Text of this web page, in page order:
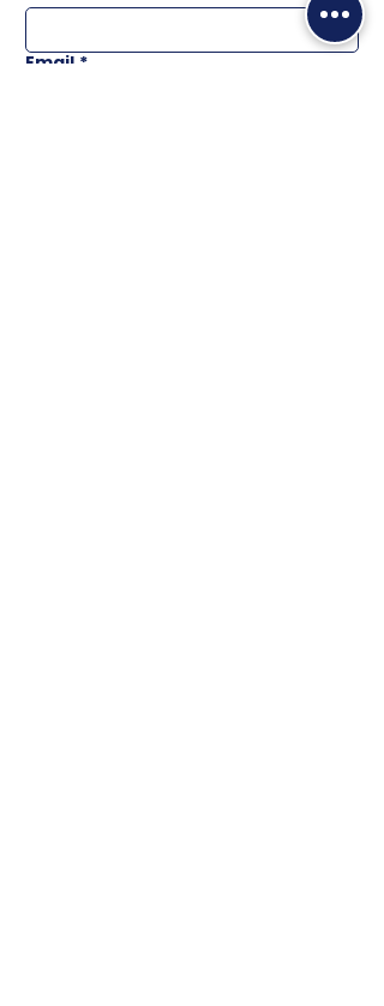
Email *